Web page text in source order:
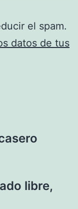
el spam.
datos de tus
libre,